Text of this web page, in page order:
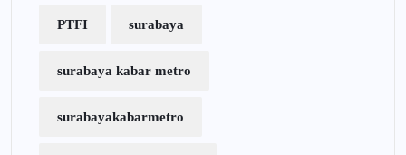
PTFI surabaya
surabaya kabar metro
surabayakabarmetro